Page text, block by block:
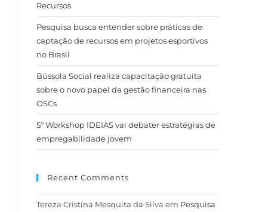
Recursos
Pesquisa busca entender sobre práticas de
captação de recursos em projetos esportivos
no Brasil
Bússola Social realiza capacitação gratuita
sobre o novo papel da gestão financeira nas
OSCs
5º Workshop IDEIAS vai debater estratégias de
empregabilidade jovem
Recent Comments
Tereza Cristina Mesquita da Silva em Pesquisa